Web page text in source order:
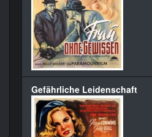
Gefährliche Leidenschaft